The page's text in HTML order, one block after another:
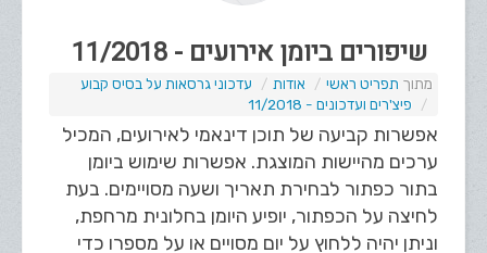
שיפורים ביומן אירועים - 11/2018
תפריט ראשי אודות
עדכוני גרסאות על בסיס קבוע
פיצ'רים ועדכונים - 11/2018
אפשרות קביעה של תוכן דינאמי לאירועים, המכיל
ערכים מהיישות המוצגת. אפשרות שימוש ביומן
בתור כפתור לבחירת תאריך ושעה מסויימים. בעת
לחיצה על הכפתור, יופיע היומן בחלונית מרחפת,
וניתן יהיה ללחוץ על יום מסויים או על מספרו כדי